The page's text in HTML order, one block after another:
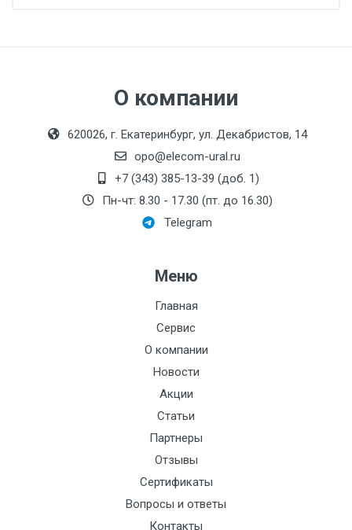
О компании
620026, г. Екатеринбург, ул. Декабристов, 14
opo@elecom-ural.ru
+7 (343) 385-13-39 (доб. 1)
Пн-чт: 8.30 - 17.30 (пт. до 16.30)
Telegram
Меню
Главная
Сервис
О компании
Новости
Акции
Статьи
Партнеры
Отзывы
Сертификаты
Вопросы и ответы
Контакты